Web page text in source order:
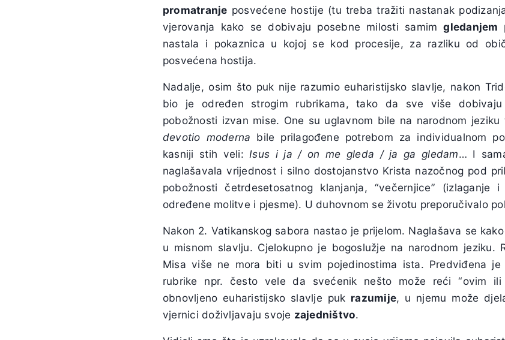
promatranje posvećene hostije (tu treba tražiti nastanak
vjerovanja kako se dobivaju posebne milosti samimgledanjem
nastala i pokaznica u kojoj se kod procesije, za razliku od
posvećena hostija.
Nadalje, osim što puk nije razumio euharistijsko slavlje, nakon
bio je određen strogim rubrikama, tako da sve više dobivaju
pobožnosti izvan mise. One su uglavnom bile na narodnom
devotio moderna bile prilagođene potrebom za individualnom
kasniji stih veli: Isus i ja / on me gleda / ja ga gledam… I
naglašavala vrijednost i silno dostojanstvo Krista nazočnog pod
pobožnosti četrdesetosatnog klanjanja, “večernjice”
određene molitve i pjesme). U duhovnom se životu preporučivalo
Nakon 2. Vatikanskog sabora nastao je prijelom. Naglašava se
u misnom slavlju. Cjelokupno je bogoslužje na narodnom jeziku.
Misa više ne mora biti u svim pojedinostima ista. Predviđena je
rubrike npr. često vele da svećenik nešto može reći “ovim ili
obnovljeno euharistijsko slavlje puk razumije, u njemu može
vjernici doživljavaju svoje zajedništvo.